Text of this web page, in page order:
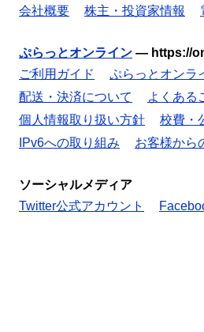
会社概要 株主・投資家情報
ぷらっとオンライン — https://
ご利用ガイド
ぷらっとオンラ
配送・決済について
よくある
個人情報取り扱い方針
校費・
IPv6への取り組み
お客様から
ソーシャルメディア
Twitter公式アカウント